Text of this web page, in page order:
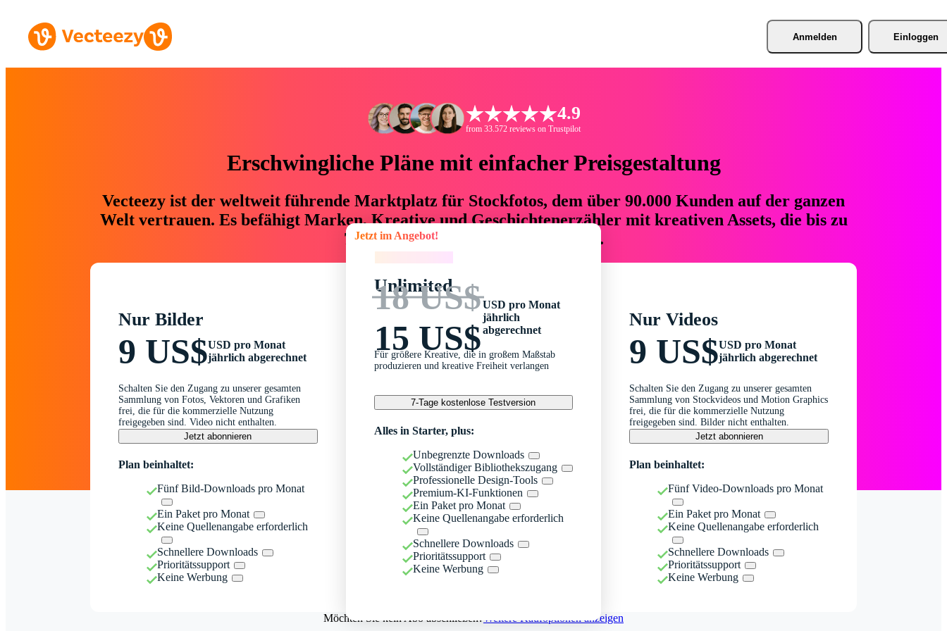
Anmelden Einloggen
4.9
from 33.572 reviews on Trustpilot
Erschwingliche Pläne mit einfacher Preisgestaltung
Vecteezy ist der weltweit führende Marktplatz für Stockfotos, dem über 90.000 Kunden auf der ganzen
Welt vertrauen. Es befähigt Marken, Kreative und Geschichtenerzähler mit kreativen Assets, die bis zu
76 % an Zeit und Budget einsparen.
Nur Bilder
9 US$USD pro Monat
jährlich abgerechnet
Schalten Sie den Zugang zu unserer gesamten
Sammlung von Fotos, Vektoren und Grafiken
frei, die für die kommerzielle Nutzung
freigegeben sind. Video nicht enthalten.
Jetzt abonnieren
Plan beinhaltet:
Fünf Bild-Downloads pro Monat
Ein Paket pro Monat
Keine Quellenangabe erforderlich
Schnellere Downloads
Prioritätssupport
Keine Werbung
Jetzt im Angebot!
Unlimited
18 US$
15 US$
USD pro Monat
jährlich
abgerechnet
Für größere Kreative, die in großem Maßstab
produzieren und kreative Freiheit verlangen
7-Tage kostenlose Testversion
Alles in Starter, plus:
Unbegrenzte Downloads
Vollständiger Bibliothekszugang
Professionelle Design-Tools
Premium-KI-Funktionen
Ein Paket pro Monat
Keine Quellenangabe erforderlich
Schnellere Downloads
Prioritätssupport
Keine Werbung
Nur Videos
9 US$USD pro Monat
jährlich abgerechnet
Schalten Sie den Zugang zu unserer gesamten
Sammlung von Stockvideos und Motion Graphics
frei, die für die kommerzielle Nutzung
freigegeben sind. Bilder nicht enthalten.
Jetzt abonnieren
Plan beinhaltet:
Fünf Video-Downloads pro Monat
Ein Paket pro Monat
Keine Quellenangabe erforderlich
Schnellere Downloads
Prioritätssupport
Keine Werbung
Möchten Sie kein Abo abschließen?Weitere Kaufoptionen anzeigen